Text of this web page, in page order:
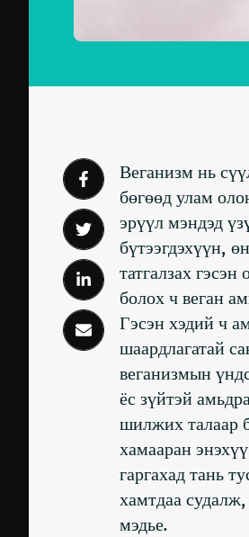
Веганизм нь
бөгөөд улам
эрүүл мэндэд
бүтээгдэхүүн,
татгалзах
болох ч веган
Гэсэн хэдий ч
шаардлагатай
веганизмын
ёс зүйтэй
шилжих талаар
хамааран
гаргахад тань
хамтдаа
мэдье.